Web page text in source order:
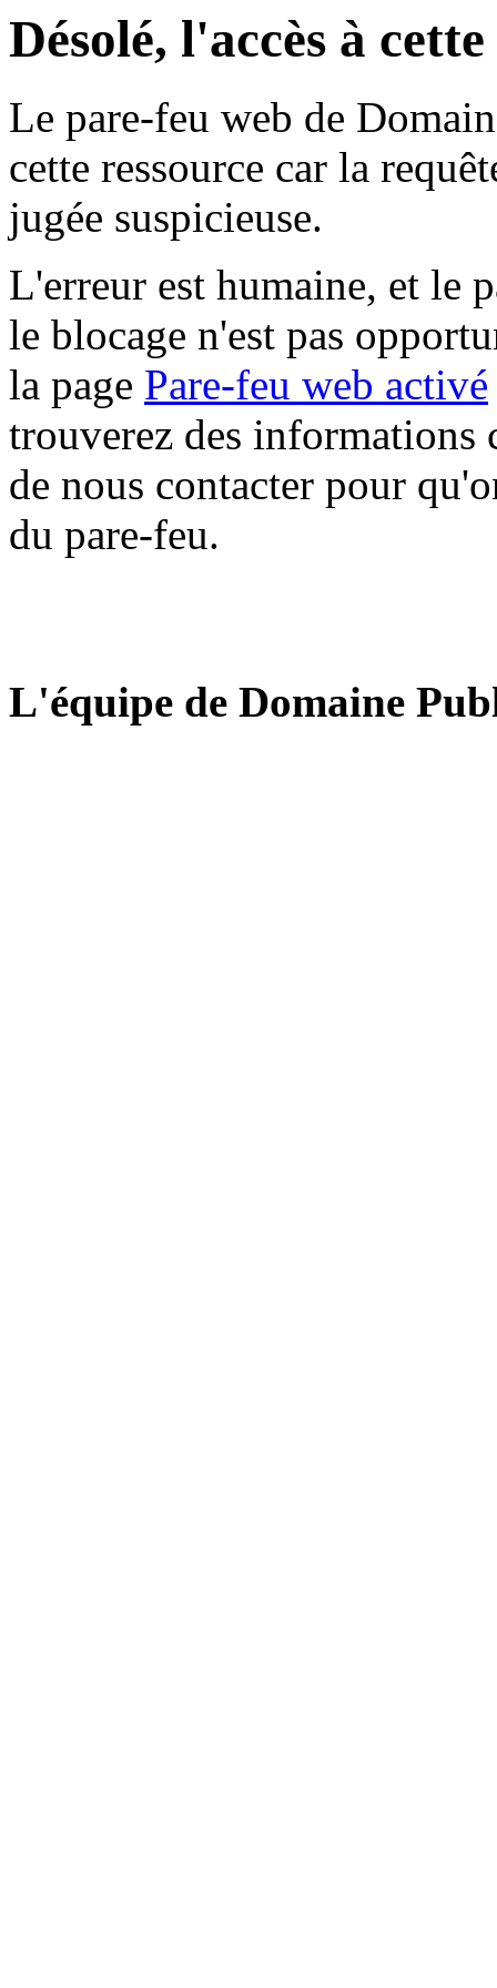
Désolé, l'accès à
Le pare-feu web de
cette ressource car la
jugée suspicieuse.
L'erreur est humaine, et le
le blocage n'est pas
la page Pare-feu web activé
trouverez des informations
de nous contacter pour
du pare-feu.
L'équipe de Domaine